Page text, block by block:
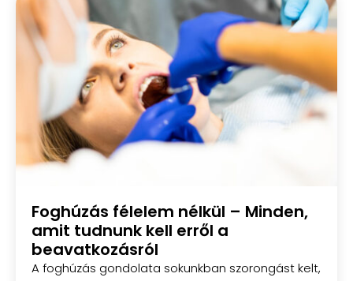
Foghúzás félelem nélkül – Minden,
amit tudnunk kell erről a
beavatkozásról
A foghúzás gondolata sokunkban szorongást kelt,